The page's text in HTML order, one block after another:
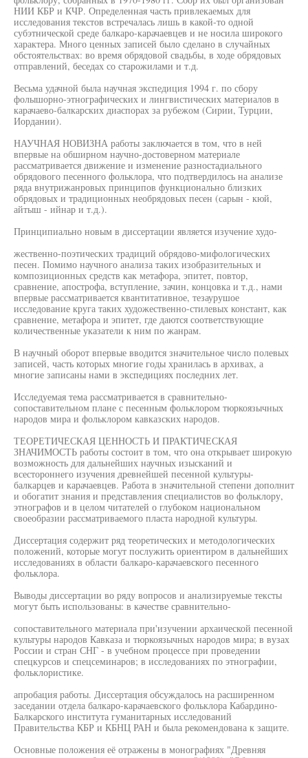
НИИ КБР и КЧР. Определенная часть привлекаемых для
исследования текстов встречалась лишь в какой-то одной
субэтнической среде балкаро-карачаевцев и не носила широкого
характера. Много ценных записей было сделано в случайных
обстоятельствах: во время обрядовой свадьбы, в ходе обрядовых
отправлений, беседах со старожилами и т.д.
Весьма удачной была научная экспедиция 1994 г. по сбору
фолышорно-этнографических и лингвистических материалов в
карачаево-балкарских диаспорах за рубежом (Сирии, Турции,
Иордании).
НАУЧНАЯ НОВИЗНА работы заключается в том, что в ней
впервые на обширном научно-достоверном материале
рассматривается движение и изменение разностадиального
обрядового песенного фольклора, что подтвердилось на анализе
ряда внутрижанровых принципов функционально близких
обрядовых и традиционных необрядовых песен (сарын - кюй,
айтыш - ийнар и т.д.).
Принципиально новым в диссертации является изучение худо-
жественно-поэтических традиций обрядово-мифологических
песен. Помимо научного анализа таких изобразительных и
композиционных средств как метафора, эпитет, повтор,
сравнение, апострофа, вступление, зачин, концовка и т.д., нами
впервые рассматривается квантитативное, тезаурушое
исследование круга таких художественно-стилевых констант, как
сравнение, метафора и эпитет, где даются соответствующие
количественные указатели к ним по жанрам.
В научный оборот впервые вводится значительное число полевых
записей, часть которых многие годы хранилась в архивах, а
многие записаны нами в экспедициях последних лет.
Исследуемая тема рассматривается в сравнительно-
сопоставительном плане с песенным фольклором тюркоязычных
народов мира и фольклором кавказских народов.
ТЕОРЕТИЧЕСКАЯ ЦЕННОСТЬ И ПРАКТИЧЕСКАЯ
ЗНАЧИМОСТЬ работы состоит в том, что она открывает широкую
возможность для дальнейших научных изысканий и
всестороннего изучения древнейшей песенной культуры-
балкарцев и карачаевцев. Работа в значительной степени дополнит
и обогатит знания и представления специалистов во фольклору,
этнографов и в целом читателей о глубоком национальном
своеобразии рассматриваемого пласта народной культуры.
Диссертация содержит ряд теоретических и методологических
положений, которые могут послужить ориентиром в дальнейших
исследованиях в области балкаро-карачаевского песенного
фольклора.
Выводы диссертации во ряду вопросов и анализируемые тексты
могут быть использованы: в качестве сравнительно-
сопоставительного материала при'изучении архаической песенной
культуры народов Кавказа и тюркоязычных народов мира; в вузах
России и стран СНГ - в учебном процессе при проведении
спецкурсов и спецсеминаров; в исследованиях по этнографии,
фольклористике.
апробация работы. Диссертация обсуждалось на расширенном
заседании отдела балкаро-карачаевского фольклора Кабардино-
Балкарского института гуманитарных исследований
Правительства КБР и КБНЦ РАН и была рекомендована к защите.
Основные положения её отражены в монографиях "Древняя